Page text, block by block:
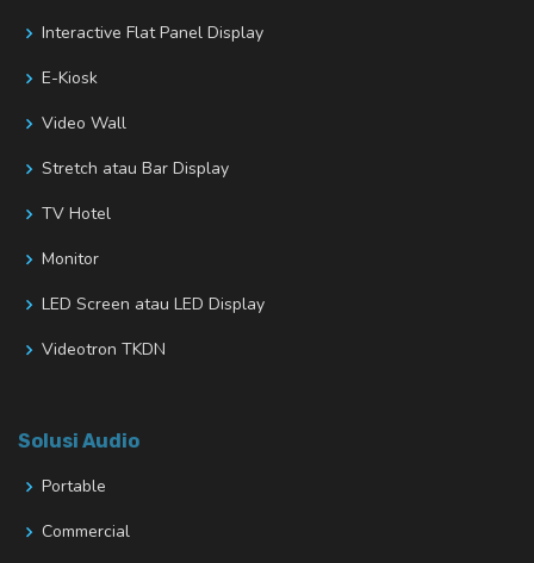
Interactive Flat Panel Display
E-Kiosk
Video Wall
Stretch atau Bar Display
TV Hotel
Monitor
LED Screen atau LED Display
Videotron TKDN
Solusi Audio
Portable
Commercial